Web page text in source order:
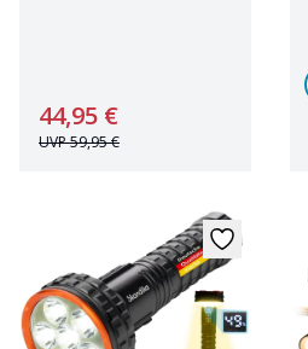
44,95 €
UVP59,95 €